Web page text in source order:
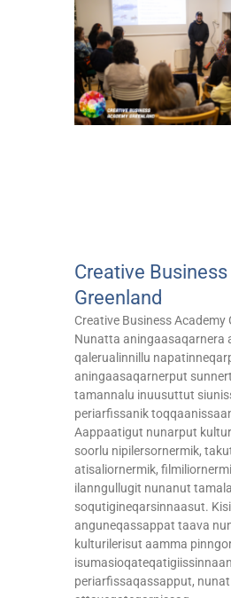
Creative
Greenland
Creative Business Academy
Nunatta aningaasaqarnera
qalerualinnillu
aningaasaqarnerput
tamannalu inuusuttut
periarfissanik
Aappaatigut nunarput
soorlu nipilersornermik,
atisaliornermik,
ilanngullugit nunanut
soqutigineqarsinnaasut.
anguneqassappat taava
kulturilerisut aamma
periarfissaqassapput,